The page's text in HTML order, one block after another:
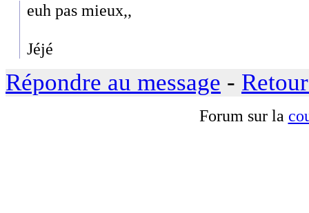
euh pas mieux,,
Jéjé
Répondre au message -
Forum sur la